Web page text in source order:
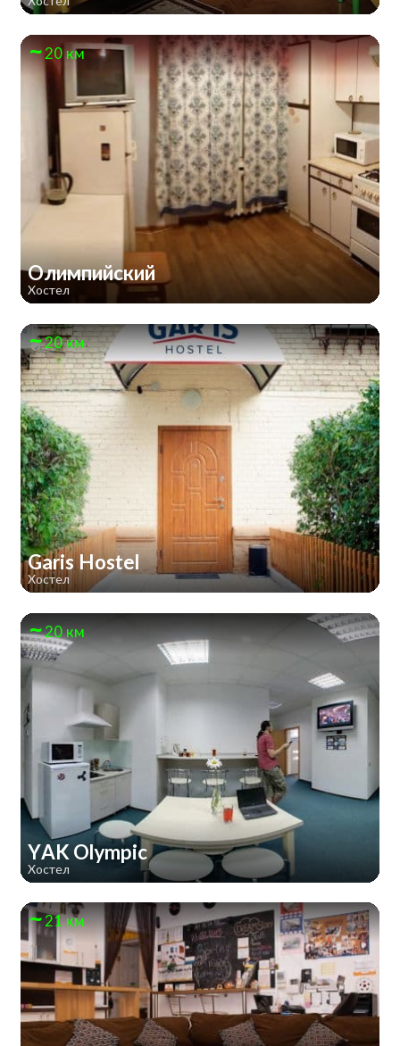
20 км
Олимпийский
Хостел
20 км
Garis Hostel
Хостел
20 км
YAK Olympic
Хостел
21 км